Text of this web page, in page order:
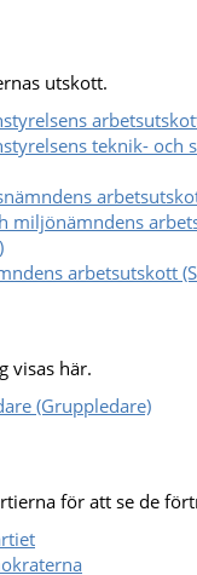
utskott.
teknik- och
miljönämndens
arbetsutskott
visas här.
(Gruppledare)
för att se de